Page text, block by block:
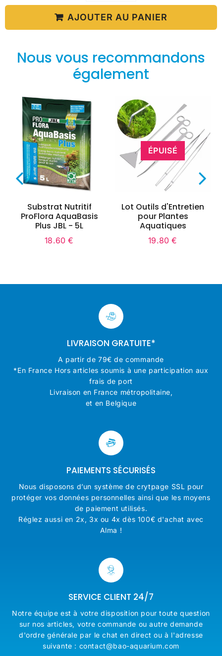
AJOUTER AU PANIER
Nous vous recommandons
également
Substrat Nutritif
ProFlora AquaBasis
Plus JBL - 5L
Prix
18.60 €
ÉPUISÉ
Lot Outils d'Entretien
pour Plantes
Aquatiques
Prix
19.80 €
LIVRAISON GRATUITE*
A partir de 79€ de commande
*En France Hors articles soumis à une participation aux
frais de port
Livraison en France métropolitaine,
et en Belgique
PAIEMENTS SÉCURISÉS
Nous disposons d’un système de crytpage SSL pour
protéger vos données personnelles ainsi que les moyens
de paiement utilisés.
Réglez aussi en 2x, 3x ou 4x dès 100€ d'achat avec
Alma !
SERVICE CLIENT 24/7
Notre équipe est à votre disposition pour toute question
sur nos articles, votre commande ou autre demande
d'ordre générale par le chat en direct ou à l'adresse
suivante : contact@bao-aquarium.com